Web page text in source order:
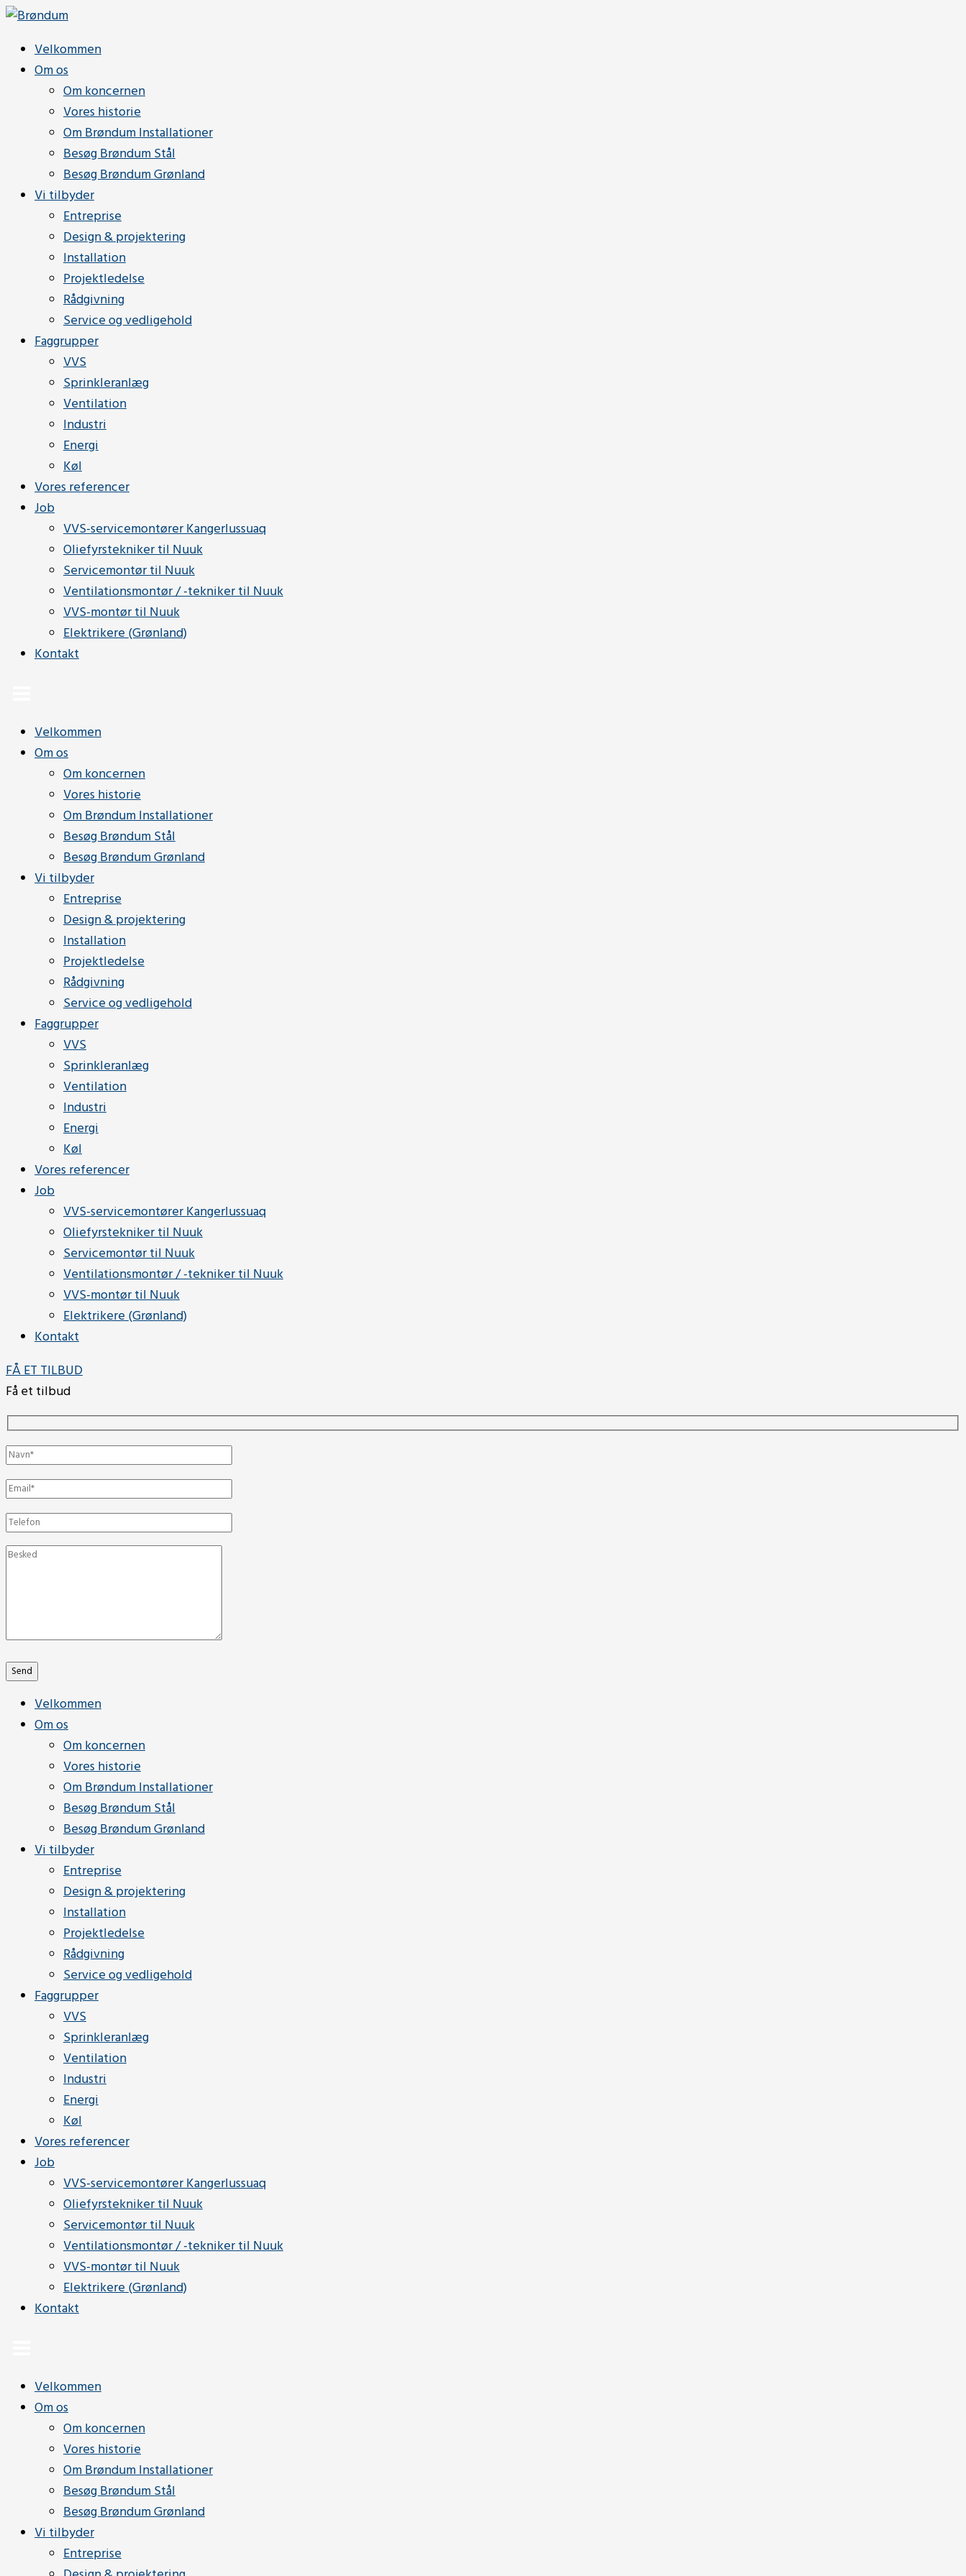
Velkommen
Om os
Om koncernen
Vores historie
Om Brøndum Installationer
Besøg Brøndum Stål
Besøg Brøndum Grønland
Vi tilbyder
Entreprise
Design & projektering
Installation
Projektledelse
Rådgivning
Service og vedligehold
Faggrupper
VVS
Sprinkleranlæg
Ventilation
Industri
Energi
Køl
Vores referencer
Job
VVS-servicemontører Kangerlussuaq
Oliefyrstekniker til Nuuk
Servicemontør til Nuuk
Ventilationsmontør / -tekniker til Nuuk
VVS-montør til Nuuk
Elektrikere (Grønland)
Kontakt
Velkommen
Om os
Om koncernen
Vores historie
Om Brøndum Installationer
Besøg Brøndum Stål
Besøg Brøndum Grønland
Vi tilbyder
Entreprise
Design & projektering
Installation
Projektledelse
Rådgivning
Service og vedligehold
Faggrupper
VVS
Sprinkleranlæg
Ventilation
Industri
Energi
Køl
Vores referencer
Job
VVS-servicemontører Kangerlussuaq
Oliefyrstekniker til Nuuk
Servicemontør til Nuuk
Ventilationsmontør / -tekniker til Nuuk
VVS-montør til Nuuk
Elektrikere (Grønland)
Kontakt
FÅ ET TILBUD
Få et tilbud
Send
Velkommen
Om os
Om koncernen
Vores historie
Om Brøndum Installationer
Besøg Brøndum Stål
Besøg Brøndum Grønland
Vi tilbyder
Entreprise
Design & projektering
Installation
Projektledelse
Rådgivning
Service og vedligehold
Faggrupper
VVS
Sprinkleranlæg
Ventilation
Industri
Energi
Køl
Vores referencer
Job
VVS-servicemontører Kangerlussuaq
Oliefyrstekniker til Nuuk
Servicemontør til Nuuk
Ventilationsmontør / -tekniker til Nuuk
VVS-montør til Nuuk
Elektrikere (Grønland)
Kontakt
Velkommen
Om os
Om koncernen
Vores historie
Om Brøndum Installationer
Besøg Brøndum Stål
Besøg Brøndum Grønland
Vi tilbyder
Entreprise